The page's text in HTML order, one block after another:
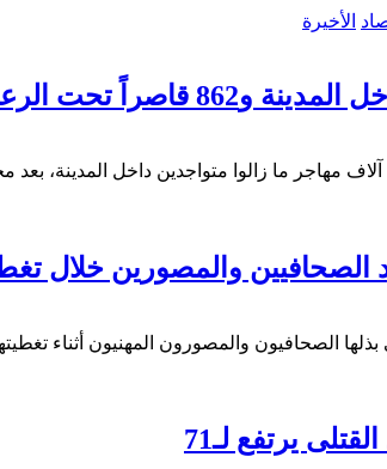
الأخيرة
قدّرت حكومة مدينة سبتة المحتلة، اليوم الاثنين، أن ما بين 3 آلاف و5
الصحافيين والمصورين خلال
بذلها الصحافيون والمصورون المهنيون أثناء